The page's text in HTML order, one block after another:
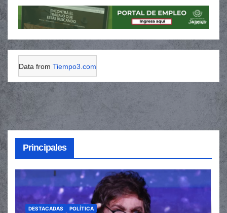
Data from Tiempo3.com
Principales
DESTACADAS POLÍTICA